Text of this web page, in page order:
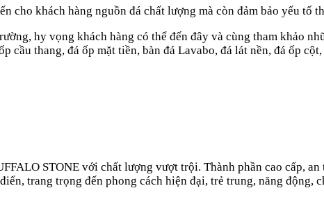
cho khách hàng nguồn đá chất lượng mà còn đảm bảo yếu
hy vọng khách hàng có thể đến đây và cùng tham khảo
cầu thang, đá ốp mặt tiền, bàn đá Lavabo, đá lát nền, đá ốp
STONE với chất lượng vượt trội. Thành phần cao cấp,
trang trọng đến phong cách hiện đại, trẻ trung, năng động,